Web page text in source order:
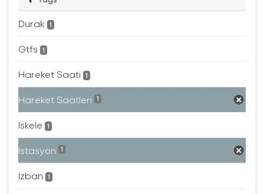
Durak 1
Gtfs 1
Hareket Saati 1
Hareket Saatleri 1
Iskele 1
Istasyon 1
Izban 1